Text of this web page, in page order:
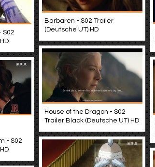
Barbaren - S02 Trailer
(Deutsche UT) HD
S02
House of the Dragon - S02
Trailer Black (Deutsche UT) HD
- S02